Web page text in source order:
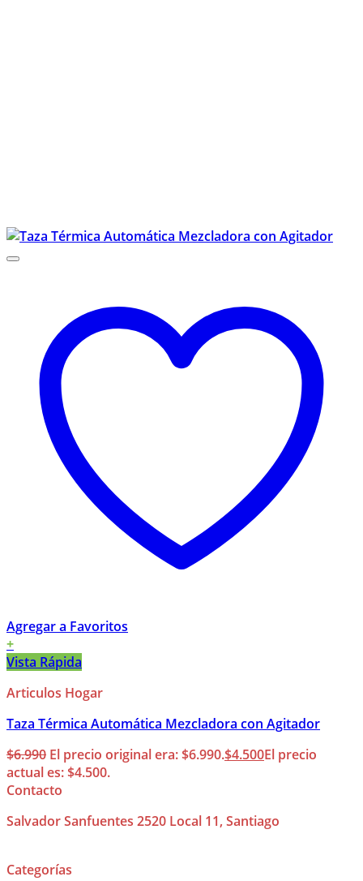
Agregar a Favoritos
+
Vista Rápida
Articulos Hogar
Taza Térmica Automática Mezcladora con Agitador
$6.990 El precio original era: $6.990.$4.500El precio
actual es: $4.500.
Contacto
Salvador Sanfuentes 2520 Local 11, Santiago
Categorías